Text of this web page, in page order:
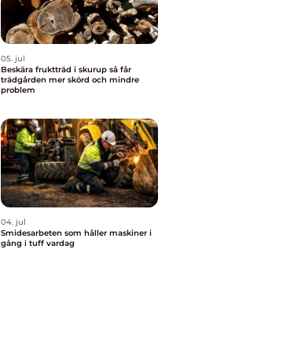
05. jul
Beskära fruktträd i skurup så får
trädgården mer skörd och mindre
problem
04. jul
Smidesarbeten som håller maskiner i
gång i tuff vardag